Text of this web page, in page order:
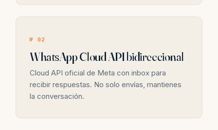
№ 02
WhatsApp Cloud API bidireccional
Cloud API oficial de Meta con inbox para
recibir respuestas. No solo envías, mantienes
la conversación.